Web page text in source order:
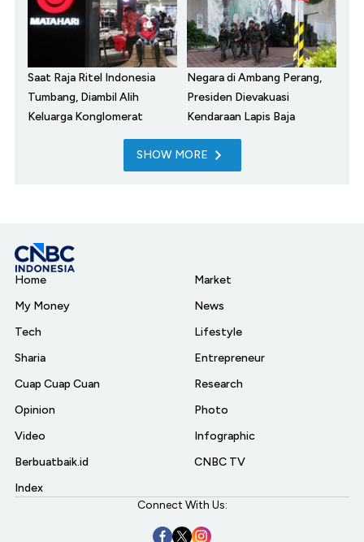
Saat Raja Ritel Indonesia
Tumbang, Diambil Alih
Keluarga Konglomerat
Negara di Ambang Perang,
Presiden Dievakuasi
Kendaraan Lapis Baja
SHOW MORE
Home
My Money
Tech
Sharia
Cuap Cuap Cuan
Opinion
Video
Berbuatbaik.id
Index
Market
News
Lifestyle
Entrepreneur
Research
Photo
Infographic
CNBC TV
Connect With Us: